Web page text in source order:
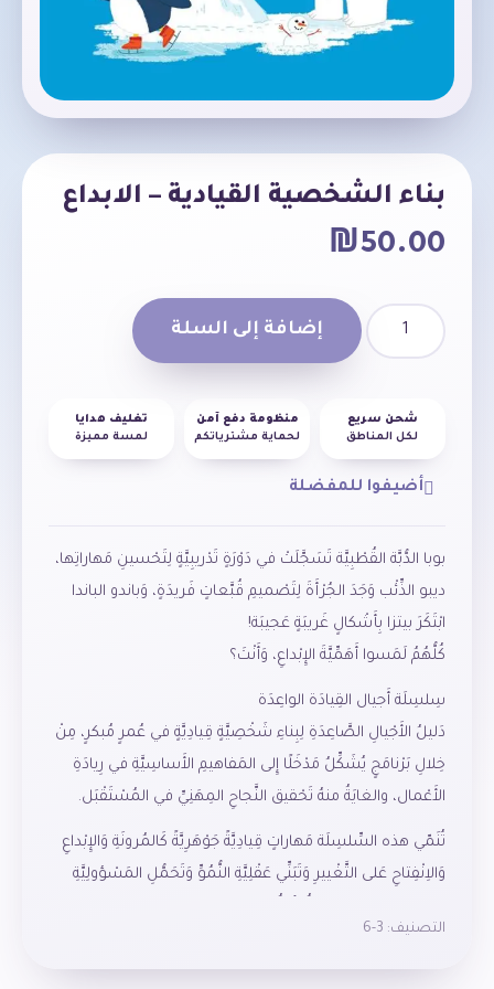
بناء الشخصية القيادية – الابداع
₪50.00
إضافة إلى السلة
شحن سريع
لكل المناطق
منظومة دفع آمن
لحماية مشترياتكم
تغليف هدايا
لمسة مميزة
أضيفوا للمفضلة
بوبا الدُّبَّة القُطْبِيَّة تَسَجَّلَتْ في دَوْرَةٍ تَدْريبِيَّةٍ لِتَحْسينِ مَهاراتِها،
ديبو الذِّئْب وَجَدَ الجُرْأَةَ لِتَصْميمِ قُبَّعاتٍ فَريدَةٍ، وَباندو الباندا
ابْتَكَرَ بيتزا بِأَشْكالٍ غَريبَةٍ عَجيبَة!
كُلُّهُمُ لَمَسوا أَهَمِّيَّةَ الإِبْداعِ، وَأَنْتَ؟
سِلسِلَة أَجيال القِيادَة الواعِدَة
دَليلُ الأَجْيالِ الصَّاعِدَةِ لِبِناءِ شَخْصِيَّةٍ قِيادِيَّةٍ في عُمرٍ مُبكرٍ، مِنْ
خِلالِ بَرْنامَجٍ يُشَكِّلُ مَدْخَلًا إِلى المَفاهيمِ الأَساسِيَّةِ في رِيادَةِ
الأَعْمال، والغايَةُ منهُ تَحْقيق النَّجاحِ المِهَنِيِّ في المُسْتَقْبَل.
تُنَمّي هذه السِّلسِلَة مَهاراتٍ قِيادِيَّةً جَوْهَرِيَّةً كَالمُرونَةِ وَالإِبْداعِ
وَالاِنْفِتاحِ عَلى التَّغْييرِ وَتَبَنِّي عَقْلِيَّةِ النُّمُوِّ وَتَحَمُّلِ المَسْؤولِيَّةِ
تُسْتَخْدَمُ لِتَسْهيلِ عَمَلِيَّةِ التَّماهي وَتَرْسيخِ المَهاراتِ، فَيَكْتَسِبُ
القارِئُ عَقْلِيَّةَ القِيادَةِ بِالقُدْوَة.
التصنيف: 3-6